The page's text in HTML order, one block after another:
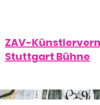
ZAV-
Stuttgart Bühne